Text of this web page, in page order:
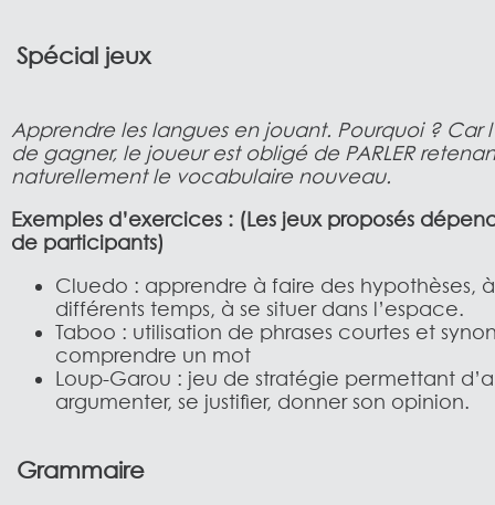
Spécial jeux
Apprendre les langues en jouant. Pourquoi ? Car
de gagner, le joueur est obligé de PARLER
naturellement le vocabulaire nouveau.
Exemples d’exercices : (Les jeux proposés
de participants)
Cluedo : apprendre à faire des hypothèses, à
différents temps, à se situer dans l’espace.
Taboo : utilisation de phrases courtes et
comprendre un mot
Loup-Garou : jeu de stratégie permettant
argumenter, se justifier, donner son opinion.
Grammaire